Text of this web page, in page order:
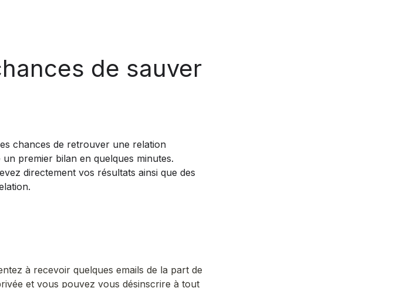
de sauver
chances de retrouver une relation
premier bilan en quelques minutes.
directement vos résultats ainsi que des
à recevoir quelques emails de la part de
et vous pouvez vous désinscrire à tout